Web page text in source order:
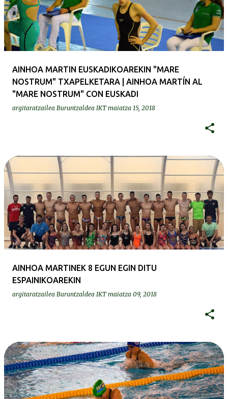
AINHOA MARTIN EUSKADIKOAREKIN "MARE
NOSTRUM" TXAPELKETARA | AINHOA MARTÍN AL
"MARE NOSTRUM" CON EUSKADI
argitaratzailea Buruntzaldea IKT maiatza 15, 2018
AINHOA MARTINEK 8 EGUN EGIN DITU
ESPAINIKOAREKIN
argitaratzailea Buruntzaldea IKT maiatza 09, 2018